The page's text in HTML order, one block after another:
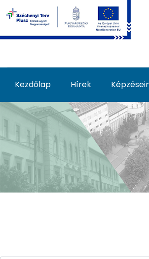
Ugrás a fő tartalomhoz
Kezdőlap Hírek
Képzéseink -